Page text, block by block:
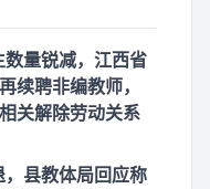
量锐减，江西省
续聘非编教师，
关解除劳动关系
县教体局回应称